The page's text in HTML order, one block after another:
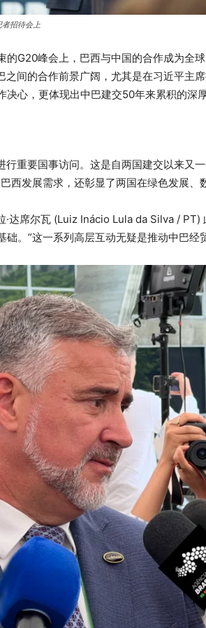
招待会上
的G20峰会上，巴西与中国的合作成为全
间的合作前景广阔，尤其是在习近平主
心，更体现出中巴建交50年来累积的深厚
重要国事访问。这是自两国建交以来又
西发展需求，还彰显了两国在绿色发展、
·达席尔瓦 (Luiz Inácio Lula da Silva /
。”这一系列高层互动无疑是推动中巴经